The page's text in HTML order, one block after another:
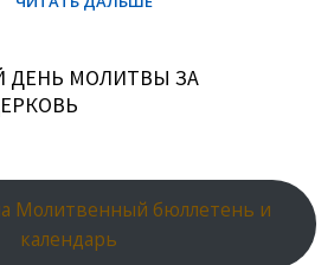
МОЛИТВЫ ЗА
Молитвенный бюллетень и
календарь